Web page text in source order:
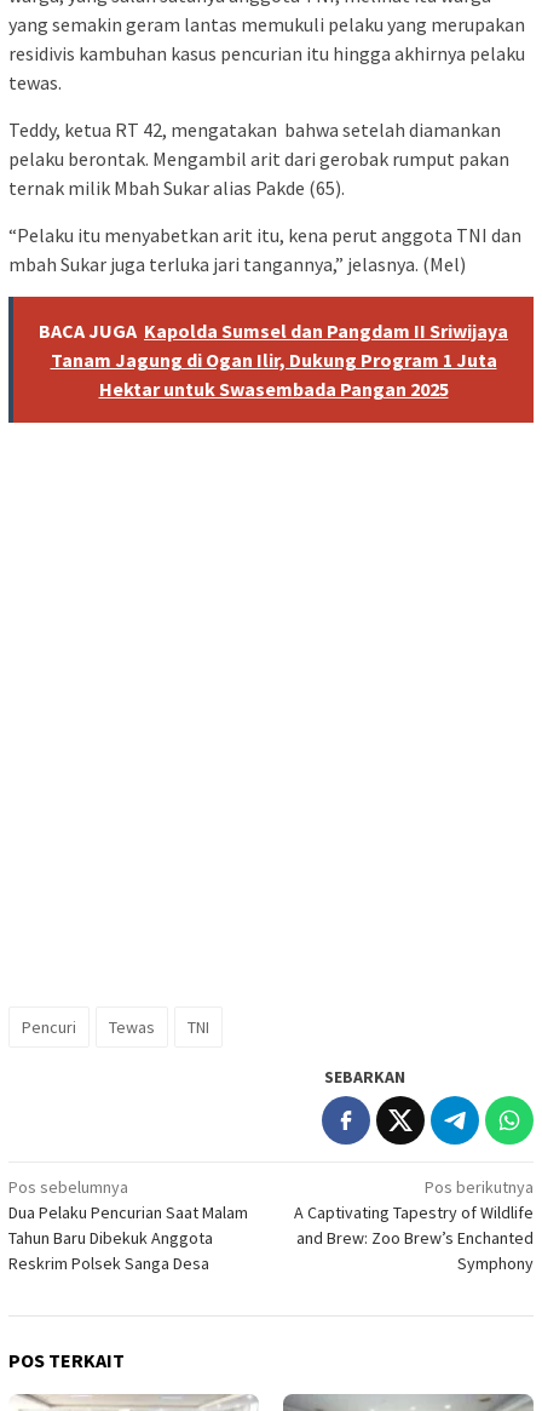
yang semakin geram lantas memukuli pelaku yang merupakan
residivis kambuhan kasus pencurian itu hingga akhirnya pelaku
tewas.
Teddy, ketua RT 42, mengatakan bahwa setelah diamankan
pelaku berontak. Mengambil arit dari gerobak rumput pakan
ternak milik Mbah Sukar alias Pakde (65).
“Pelaku itu menyabetkan arit itu, kena perut anggota TNI dan
mbah Sukar juga terluka jari tangannya,” jelasnya. (Mel)
BACA JUGA Kapolda Sumsel dan Pangdam II Sriwijaya
Tanam Jagung di Ogan Ilir, Dukung Program 1 Juta
Hektar untuk Swasembada Pangan 2025
Pencuri Tewas TNI
SEBARKAN
Navigasi
pos
Pos sebelumnya
Dua Pelaku Pencurian Saat Malam
Tahun Baru Dibekuk Anggota
Reskrim Polsek Sanga Desa
Pos berikutnya
A Captivating Tapestry of Wildlife
and Brew: Zoo Brew’s Enchanted
Symphony
POS TERKAIT